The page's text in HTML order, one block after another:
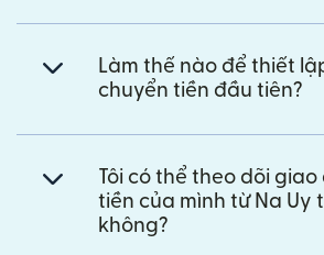
Làm thế nào để thiết
chuyển tiền đầu tiên?
Tôi có thể theo dõi
tiền của mình từ Na Uy
không?